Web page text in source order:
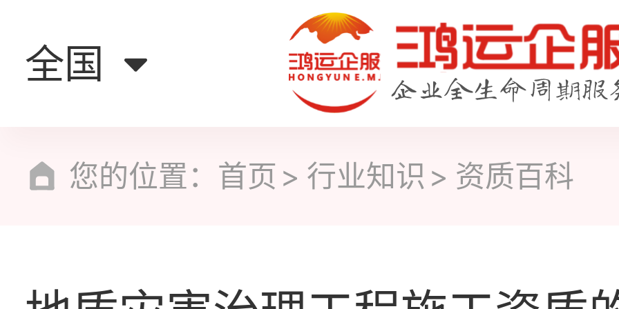
全国
您的位置： 首页 行业知识 资质百科